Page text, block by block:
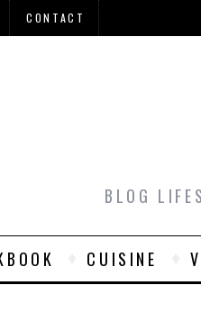
CONTACT
BLOG
CUISINE